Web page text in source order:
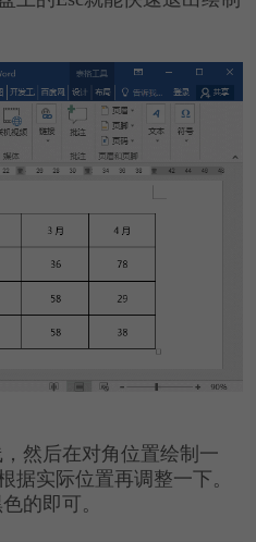
然后在对角位置绘制一
据实际位置再调整一下。
的即可。